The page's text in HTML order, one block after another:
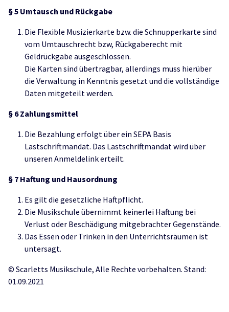
§5 Umtausch und Rückgabe
Die Flexible Musizierkarte bzw. die Schnupperkarte sind
vom Umtauschrecht bzw, Rückgaberecht mit
Geldrückgabe ausgeschlossen.
Die Karten sind übertragbar, allerdings muss hierüber
die Verwaltung in Kenntnis gesetzt und die vollständige
Daten mitgeteilt werden.
§ 6Zahlungsmittel
Die Bezahlung erfolgt über ein SEPA Basis
Lastschriftmandat. Das Lastschriftmandat wird über
unseren Anmeldelink erteilt.
§ 7 Haftung und Hausordnung
Es gilt die gesetzliche Haftpflicht.
Die Musikschule übernimmt keinerlei Haftung bei
Verlust oder Beschädigung mitgebrachter Gegenstände.
Das Essen oder Trinken in den Unterrichtsräumen ist
untersagt.
© Scarletts Musikschule, Alle Rechte vorbehalten. Stand:
01.09.2021